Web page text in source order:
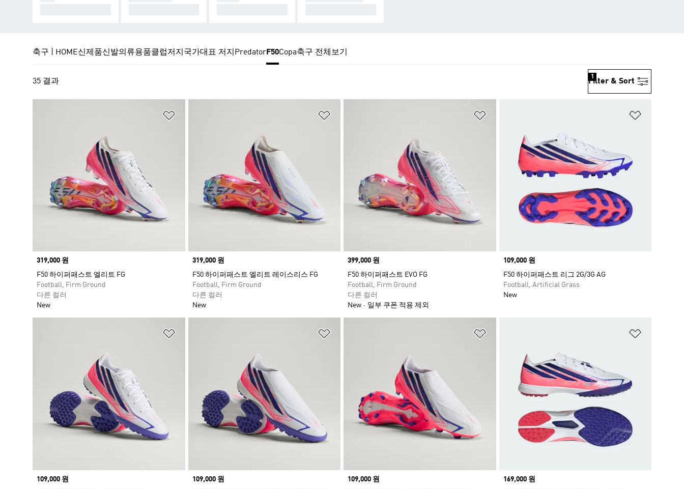
축구 | HOME신제품신발의류용품클럽저지 국가대표 저지 PredatorF50Copa축구 전체보기
35 결과 Filter & Sort
1
Price
319,000 원
F50 하이퍼패스트 엘리트 FG
Football, Firm Ground
다른 컬러
New
Price
319,000 원
F50 하이퍼패스트 엘리트 레이스리스 FG
Football, Firm Ground
다른 컬러
New
Price
399,000 원
F50 하이퍼패스트 EVO FG
Football, Firm Ground
다른 컬러
New
일부 쿠폰 적용 제외
Price
109,000 원
F50 하이퍼패스트 리그 2G/3G AG
Football, Artificial Grass
New
Price
109,000 원
Price
109,000 원
Price
109,000 원
Price
169,000 원